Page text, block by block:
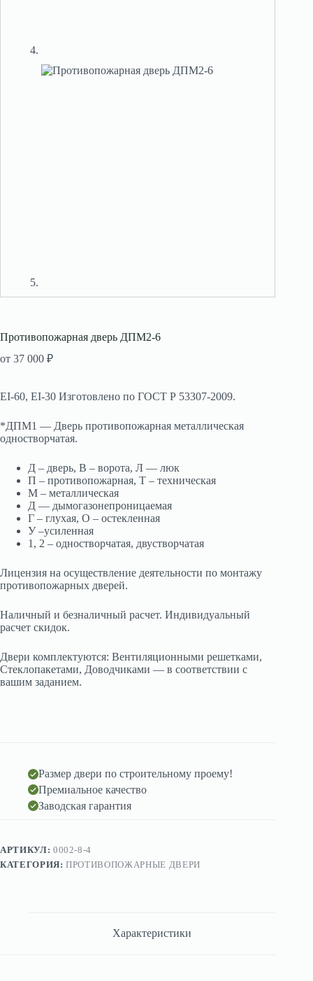
Противопожарная дверь ДПМ2-6
от 37 000 ₽
EI-60, EI-30 Изготовлено по ГОСТ Р 53307-2009.
*ДПМ1 — Дверь противопожарная металлическая
одностворчатая.
Д – дверь, В – ворота, Л — люк
П – противопожарная, Т – техническая
М – металлическая
Д — дымогазонепроницаемая
Г – глухая, О – остекленная
У –усиленная
1, 2 – одностворчатая, двустворчатая
Лицензия на осуществление деятельности по монтажу
противопожарных дверей.
Наличный и безналичный расчет. Индивидуальный
расчет скидок.
Двери комплектуются: Вентиляционными решетками,
Стеклопакетами, Доводчиками — в соответствии с
вашим заданием.
Размер двери по строительному проему!
Премиальное качество
Заводская гарантия
АРТИКУЛ: 0002-8-4
КАТЕГОРИЯ:ПРОТИВОПОЖАРНЫЕ ДВЕРИ
Характеристики